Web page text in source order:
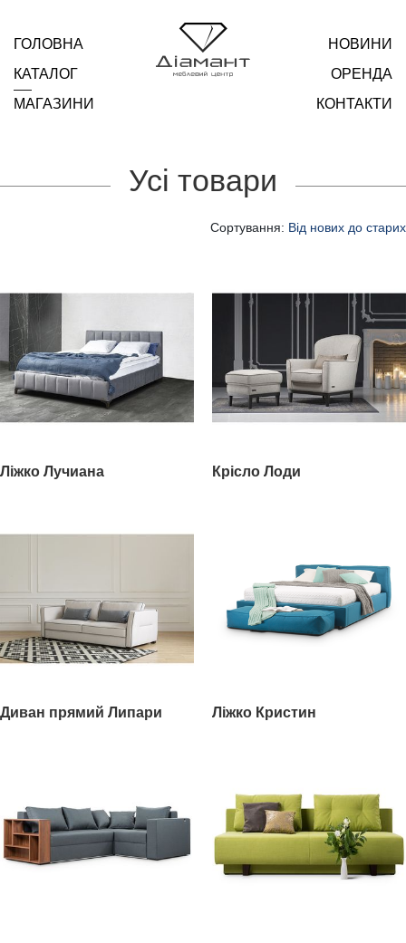
ГОЛОВНА
КАТАЛОГ
МАГАЗИНИ
НОВИНИ
ОРЕНДА
КОНТАКТИ
Усі товари
Сортування: Від нових до старих
Ліжко Лучиана Крісло Лоди
Диван прямий Липари Ліжко Кристин